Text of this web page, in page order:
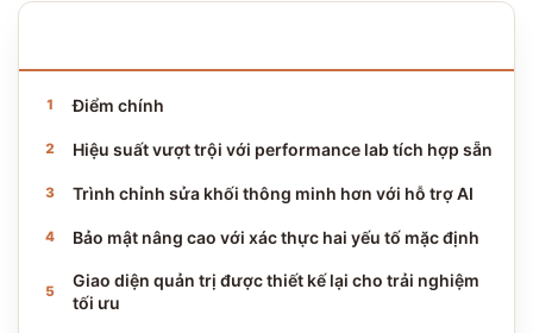
Điểm chính
Hiệu suất vượt trội với performance lab tích hợp sẵn
Trình chỉnh sửa khối thông minh hơn với hỗ trợ AI
Bảo mật nâng cao với xác thực hai yếu tố mặc định
Giao diện quản trị được thiết kế lại cho trải nghiệm
tối ưu